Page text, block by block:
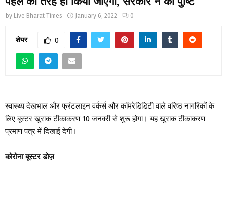
by Live Bharat Times January 6, 2022 0
शेयर 0
स्वास्थ्य देखभाल और फ्रंटलाइन वर्कर्स और कॉमरेडिडिटी वाले वरिष्ठ नागरिकों के
लिए बूस्टर खुराक टीकाकरण 10 जनवरी से शुरू होगा। यह खुराक टीकाकरण
प्रमाण पत्र में दिखाई देगी।
कोरोना बूस्टर डोज़